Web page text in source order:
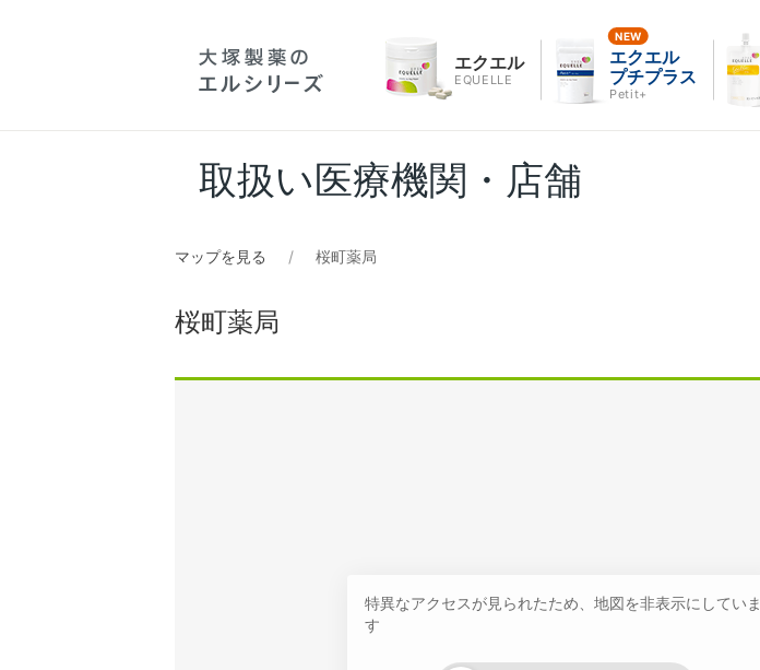
エクエル
EQUELLE
エクエル
プチプラス
Petit+
取扱い医療機関・店舗
マップを見る 桜町薬局
桜町薬局
特異なアクセスが見られたため、地図を非表示にしていま
す